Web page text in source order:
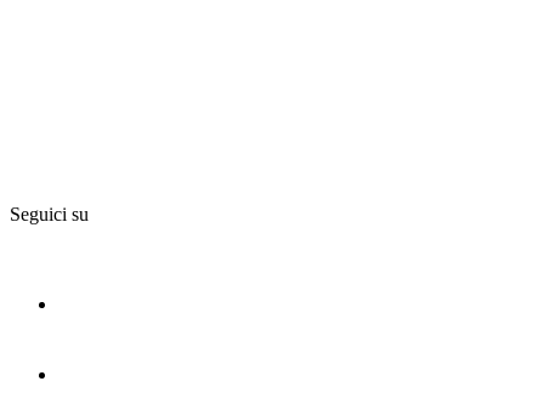
Seguici su